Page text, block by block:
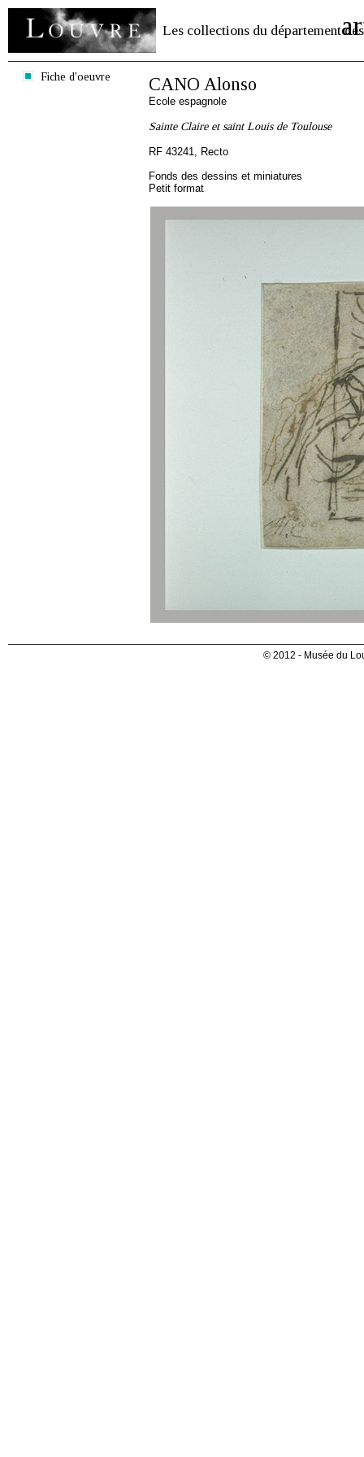
Les collections du département des
Fiche d'oeuvre CANO Alonso
Ecole espagnole
Sainte Claire et saint Louis de Toulouse
RF 43241, Recto
Fonds des dessins et miniatures
Petit format
© 2012 - Musée du